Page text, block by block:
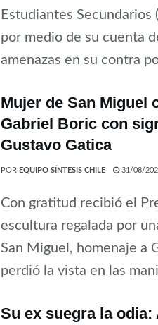
Estudiantes
por medio de su cuenta
amenazas en su contra
Mujer de San Miguel
Gabriel Boric con
Gustavo Gatica
POR EQUIPO SÍNTESIS CHILE 31/08/
Con gratitud recibió el
escultura regalada por
San Miguel, homenaje a
perdió la vista en las
Su ex suegra la